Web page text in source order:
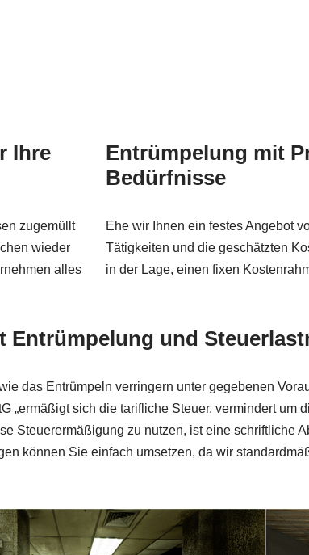
Ihre
zugemüllt
wieder
alles
Entrümpelung mit
Bedürfnisse
Ehe wir Ihnen ein festes Angebot
Tätigkeiten und die geschätzten
in der Lage, einen fixen
Entrümpelung und
das Entrümpeln verringern unter gegebenen
„ermäßigt sich die tarifliche Steuer, vermindert um
Steuerermäßigung zu nutzen, ist eine schriftliche
können Sie einfach umsetzen, da wir